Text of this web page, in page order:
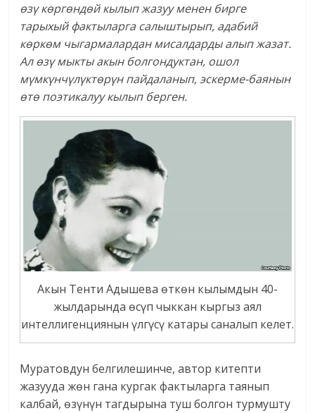
өзү көргөндөй кылып жазуу менен бирге
тарыхый фактыларга салыштырып, адабий
көркөм чыгармалардан мисалдарды алып жазат.
Ал өзү мыкты акын болгондуктан, ошол
мүмкүнчүлүктөрүн пайдаланып, эскерме-баянын
өтө поэтикалуу кылып берген.
Акын Тенти Адышева өткөн кылымдын 40-
жылдарында өсүп чыккан кыргыз аял
интеллигенциянын үлгүсү катары саналып келет.
Муратовдун белгилешинче, автор китепти
жазууда жөн гана кургак фактыларга таянып
калбай, өзүнүн тагдырына туш болгон турмушту